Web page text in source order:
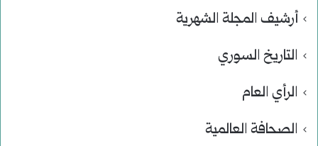
أرشيف المجلة الشهرية
التاريخ السوري
الرأي العام
الصحافة العالمية